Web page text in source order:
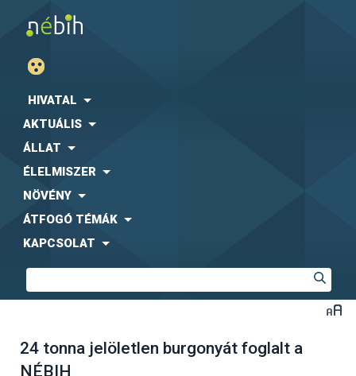
HIVATAL
AKTUÁLIS
ÁLLAT
ÉLELMISZER
NÖVÉNY
ÁTFOGÓ TÉMÁK
KAPCSOLAT
24 tonna jelöletlen burgonyát foglalt a
NÉBIH